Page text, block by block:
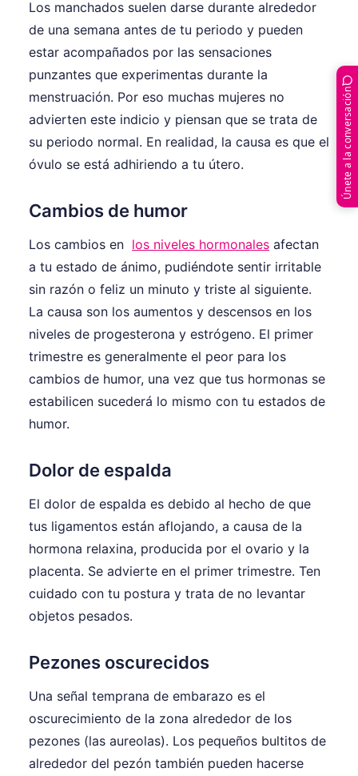
Los manchados suelen darse durante alrededor
de una semana antes de tu periodo y pueden
estar acompañados por las sensaciones
punzantes que experimentas durante la
menstruación. Por eso muchas mujeres no
advierten este indicio y piensan que se trata de
su periodo normal. En realidad, la causa es que el
óvulo se está adhiriendo a tu útero.
Cambios de humor
Los cambios en los niveles hormonales afectan
a tu estado de ánimo, pudiéndote sentir irritable
sin razón o feliz un minuto y triste al siguiente.
La causa son los aumentos y descensos en los
niveles de progesterona y estrógeno. El primer
trimestre es generalmente el peor para los
cambios de humor, una vez que tus hormonas se
estabilicen sucederá lo mismo con tu estados de
humor.
Dolor de espalda
El dolor de espalda es debido al hecho de que
tus ligamentos están aflojando, a causa de la
hormona relaxina, producida por el ovario y la
placenta. Se advierte en el primer trimestre. Ten
cuidado con tu postura y trata de no levantar
objetos pesados.
Pezones oscurecidos
Una señal temprana de embarazo es el
oscurecimiento de la zona alrededor de los
pezones (las aureolas). Los pequeños bultitos de
alrededor del pezón también pueden hacerse
Únete a la conversación